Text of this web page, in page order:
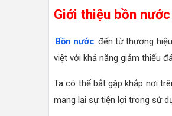
Giới thiệu bồn
Bồn nước đến từ thương
việt với khả năng giảm thiếu
Ta có thể bắt gặp khắp nơi
mang lại sự tiện lợi trong sử